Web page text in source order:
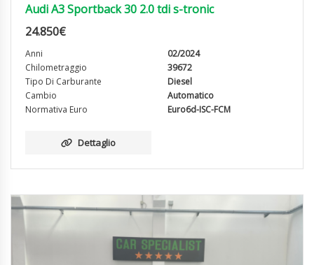
Audi A3 Sportback 30 2.0 tdi s-tronic
24.850€
Anni
02/2024
Chilometraggio
39672
Tipo Di Carburante
Diesel
Cambio
Automatico
Normativa Euro
Euro6d-ISC-FCM
Dettaglio